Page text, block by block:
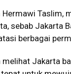
Hermawi Taslim,
sebab Jakarta
berbagai
melihat Jakarta